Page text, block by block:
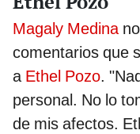
Magaly Medinano
comentarios que
aEthel Pozo.
personal. No lo
de mis afectos.